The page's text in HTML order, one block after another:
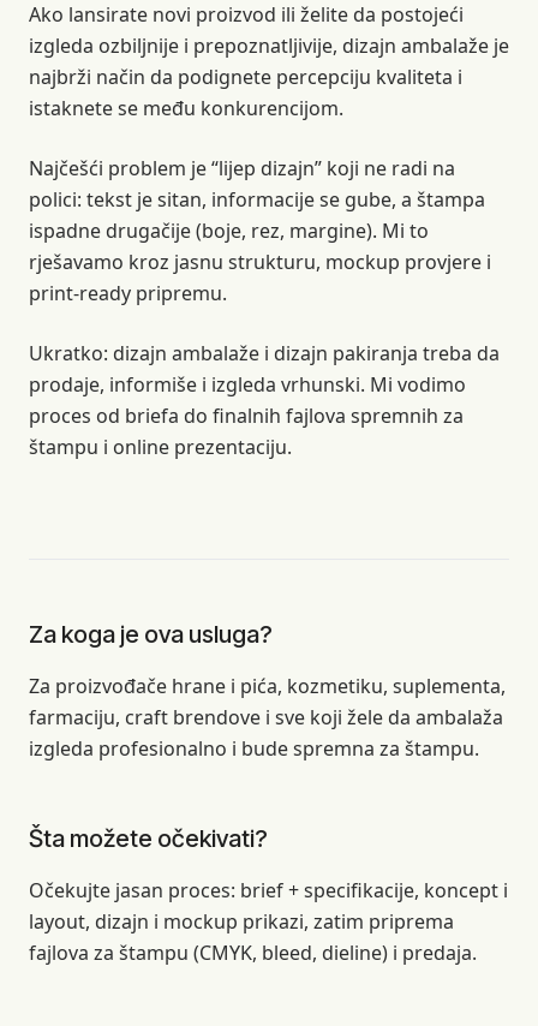
Ako lansirate novi proizvod ili želite da postojeći
izgleda ozbiljnije i prepoznatljivije, dizajn ambalaže je
najbrži način da podignete percepciju kvaliteta i
istaknete se među konkurencijom.
Najčešći problem je “lijep dizajn” koji ne radi na
polici: tekst je sitan, informacije se gube, a štampa
ispadne drugačije (boje, rez, margine). Mi to
rješavamo kroz jasnu strukturu, mockup provjere i
print-ready pripremu.
Ukratko: dizajn ambalaže i dizajn pakiranja treba da
prodaje, informiše i izgleda vrhunski. Mi vodimo
proces od briefa do finalnih fajlova spremnih za
štampu i online prezentaciju.
Za koga je ova usluga?
Za proizvođače hrane i pića, kozmetiku, suplementa,
farmaciju, craft brendove i sve koji žele da ambalaža
izgleda profesionalno i bude spremna za štampu.
Šta možete očekivati?
Očekujte jasan proces: brief + specifikacije, koncept i
layout, dizajn i mockup prikazi, zatim priprema
fajlova za štampu (CMYK, bleed, dieline) i predaja.